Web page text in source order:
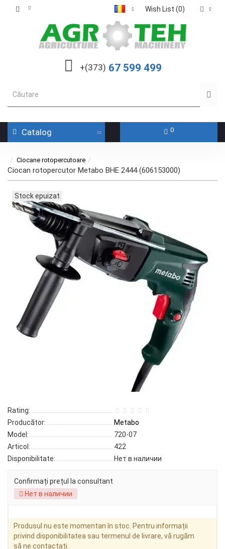
Wish List (0)
+(373) 67 599 499
Catalog 0
Ciocane rotopercutoare
Ciocan rotopercutor Metabo BHE 2444 (606153000)
Stock epuizat
Rating:
Producător:
Metabo
Model:
720-07
Articol:
422
Disponibilitate:
Нет в наличии
Confirmați prețul la consultant
Нет в наличии
Produsul nu este momentan în stoc. Pentru informații
privind disponibilitatea sau termenul de livrare, vă rugăm
să ne contactați.